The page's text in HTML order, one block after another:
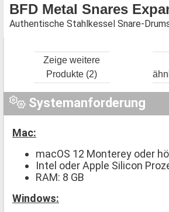
BFD Metal Snares
Authentische Stahlkessel Snare-
Zeige weitere
Produkte (2)
Systemanforderung
Mac:
macOS 12 Monterey oder
Intel oder Apple Silicon
RAM: 8 GB
Windows: